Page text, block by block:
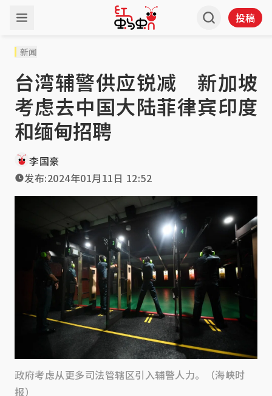
投稿
新闻
台湾辅警供应锐减 新加坡
考虑去中国大陆菲律宾印度
和缅甸招聘
李国豪
发布:2024年01月11日 12:52
政府考虑从更多司法管辖区引入辅警人力。（海峡时
报）